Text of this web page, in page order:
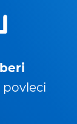
povleci